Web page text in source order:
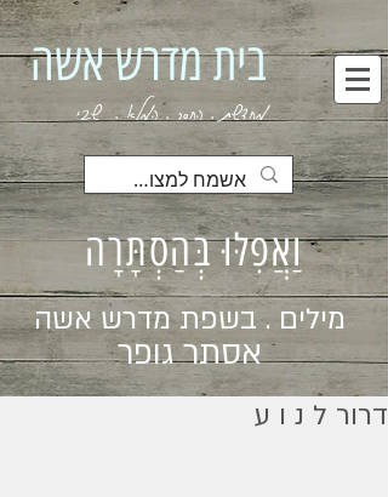
בית מדרש אשה
מחדשת . החסר . המלא . שבי
וַאֲפִלּוּ בְּהַסְתָּרָה
מילים . בשפת מדרש אשה
אסתר גופר
דרור ל נ ו ע